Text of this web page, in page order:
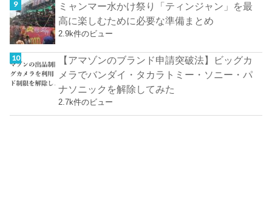
ミャンマー水かけ祭り「ティンジャン」を最
高に楽しむために必要な準備まとめ
2.9k件のビュー
【アマゾンのブランド申請突破法】ビッグカ
メラでバンダイ・タカラトミー・ソニー・パ
ナソニックを解除してみた
2.7k件のビュー